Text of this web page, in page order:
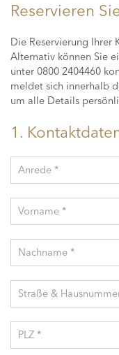
Reservieren
Die Reservierung Ihrer
Alternativ können Sie
unter 0800 2404460
meldet sich innerhalb
um alle Details
1.
Anrede *
Vorname *
Nachname *
Straße &
PLZ *